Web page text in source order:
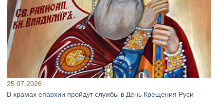
25.07.2026
В храмах епархии пройдут службы в День Крещения Руси